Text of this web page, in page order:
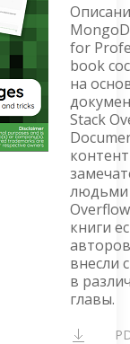
for
book
на
Stack
людьми
книги
внесли
в
главы.